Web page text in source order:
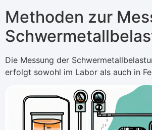
Methoden zur
Die Messung der
erfolgt sowohl im Labor als auch in